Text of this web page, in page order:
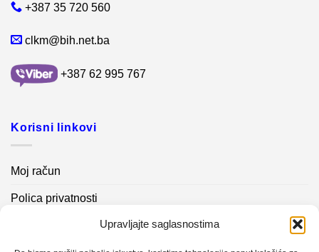
Upravljajte saglasnostima
+387 35 720 560
clkm@bih.net.ba
+387 62 995 767
Korisni linkovi
Moj račun
Polica privatnosti